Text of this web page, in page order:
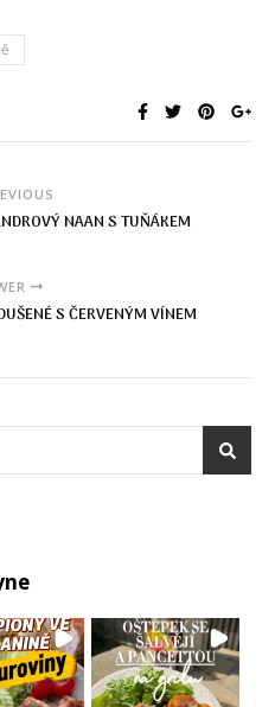
NAAN S TUŇÁKEM
S ČERVENÝM VÍNEM